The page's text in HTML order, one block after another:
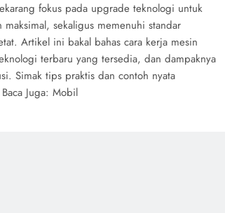
fokus pada upgrade teknologi untuk
sekaligus memenuhi standar
Artikel ini bakal bahas cara kerja mesin
terbaru yang tersedia, dan dampaknya
Simak tips praktis dan contoh nyata
Juga: Mobil